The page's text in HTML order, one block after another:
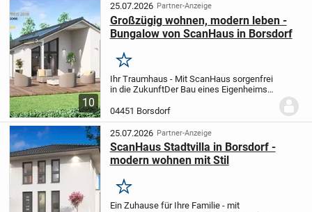
10
25.07.2026 Partner-Anzeige
Großzügig wohnen, modern leben -
Bungalow von ScanHaus in Borsdorf
Merken
Ihr Traumhaus - Mit ScanHaus sorgenfrei
in die ZukunftDer Bau eines Eigenheims
im Leben. Doch wir wissen: So groß die
Vorfreude ist, so viele Fragen und...
04451 Borsdorf
25.07.2026 Partner-Anzeige
ScanHaus Stadtvilla in Borsdorf -
modern wohnen mit Stil
Merken
Ein Zuhause für Ihre Familie - mit